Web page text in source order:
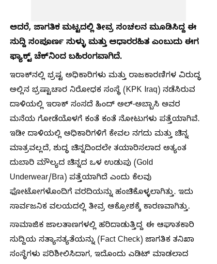
ಆದರೆ, ಜಾಗತಿಕ ಮಟ್ಟದಲ್ಲಿ ತೀವ್ರ ಸಂಚಲನ ಮೂಡಿಸಿದ್ದ ಈ
ಸುದ್ದಿ ಸಂಪೂರ್ಣ ಸುಳ್ಳು ಮತ್ತು ಆಧಾರರಹಿತ ಎಂಬುದು ಈಗ
ಫ್ಯಾಕ್ಟ್ ಚೆಕ್‌ನಿಂದ ಬಹಿರಂಗವಾಗಿದೆ.
ಇರಾಕ್‌ನಲ್ಲಿ ಭ್ರಷ್ಟ ಅಧಿಕಾರಿಗಳು ಮತ್ತು ರಾಜಕಾರಣಿಗಳ ವಿರುದ್ಧ
ಅಲ್ಲಿನ ಭ್ರಷ್ಟಾಚಾರ ನಿರೋಧಕ ಸಂಸ್ಥೆ (KPK Iraq) ನಡೆಸಿರುವ
ದಾಳಿಯಲ್ಲಿ ಇರಾಕ್ ಸಂಸದೆ ಹಿಂದ್ ಅಲ್-ಅಬ್ಬಾಸಿ ಅವರ
ಮನೆಯ ಗೋಡೆಯೊಳಗೆ ಕಂತೆ ಕಂತೆ ನೋಟುಗಳು ಪತ್ತೆಯಾಗಿವೆ.
ಇಡೀ ದಾಳಿಯಲ್ಲಿ ಅಧಿಕಾರಿಗಳಿಗೆ ಕೇವಲ ನಗದು ಮತ್ತು ಚಿನ್ನ
ಮಾತ್ರವಲ್ಲದೆ, ಶುದ್ಧ ಚಿನ್ನದಿಂದಲೇ ತಯಾರಿಸಲಾದ ಅತ್ಯಂತ
ದುಬಾರಿ ಮೌಲ್ಯದ ಚಿನ್ನದ ಒಳ ಉಡುಪು (Gold
Underwear/Bra) ಪತ್ತೆಯಾಗಿದೆ ಎಂದು ಕೆಲವು
ಫೋಟೋಗಳೊಂದಿಗೆ ವರದಿಯನ್ನು ಹಂಚಿಕೊಳ್ಳಲಾಗಿತ್ತು. ಇದು
ಸಾರ್ವಜನಿಕ ವಲಯದಲ್ಲಿ ತೀವ್ರ ಆಕ್ರೋಶಕ್ಕೆ ಕಾರಣವಾಗಿತ್ತು.
ಸಾಮಾಜಿಕ ಜಾಲತಾಣಗಳಲ್ಲಿ ಹರಿದಾಡುತ್ತಿದ್ದ ಈ ಆಘಾತಕಾರಿ
ಸುದ್ದಿಯ ಸತ್ಯಾಸತ್ಯತೆಯನ್ನು (Fact Check) ಜಾಗತಿಕ ತನಿಖಾ
ಸಂಸ್ಥೆಗಳು ಪರಿಶೀಲಿಸಿದಾಗ, ಇದೊಂದು ಎಡಿಟ್ ಮಾಡಲಾದ